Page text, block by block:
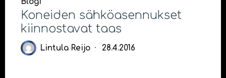
Koneiden sähköasennukset
kiinnostavat taas
Lintula Reijo 28.4.2016